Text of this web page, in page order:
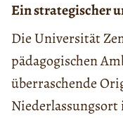
Ein strategischer
Die Universität
pädagogischen
überraschende